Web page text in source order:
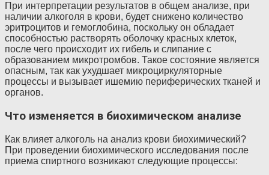
При интерпретации результатов в общем анализе, при
наличии алкоголя в крови, будет снижено количество
эритроцитов и гемоглобина, поскольку он обладает
способностью растворять оболочку красных клеток,
после чего происходит их гибель и слипание с
образованием микротромбов. Такое состояние является
опасным, так как ухудшает микроциркуляторные
процессы и вызывает ишемию периферических тканей и
органов.
Что изменяется в биохимическом анализе
Как влияет алкоголь на анализ крови биохимический?
При проведении биохимического исследования после
приема спиртного возникают следующие процессы: